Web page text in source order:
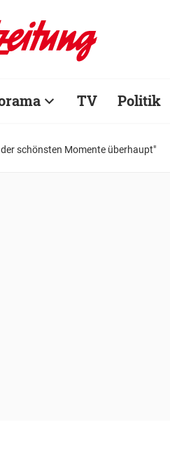
TV Politik
schönsten Momente überhaupt"